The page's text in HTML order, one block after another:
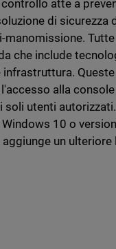
atte a
di sicurezza
manomissione.
che include
alla
utenti
10 o
un